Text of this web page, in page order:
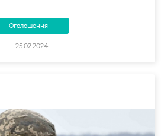
Оголошення
25.02.2024